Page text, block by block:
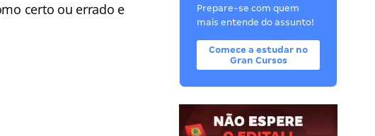
certo ou errado e
Prepare-se com quem
mais entende do assunto!
Comece a estudar no
Gran Cursos